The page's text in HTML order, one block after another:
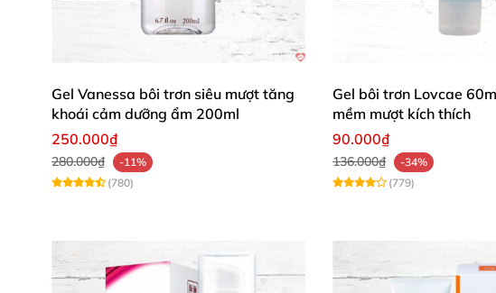
Mua ngay Pjur Analyse Me hôm nay để sở hữu bí quyết
Gel Vanessa bôi trơn siêu mượt tăng
khoái cảm dưỡng ẩm 200ml
250.000₫
280.000₫
-11%
(780)
Gel bôi trơn Lovcae
mềm mượt kích thích
90.000₫
136.000₫
-34%
(779)